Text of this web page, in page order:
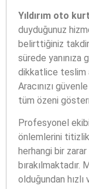
Yıldırım oto
duyduğunuz
belirttiğiniz
sürede yanınıza
dikkatlice teslim
Aracınızı
tüm özeni
Profesyonel
önlemlerini
herhangi bir
olduğundan